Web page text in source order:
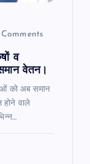
व
वेतन।
को अब समान
वाले